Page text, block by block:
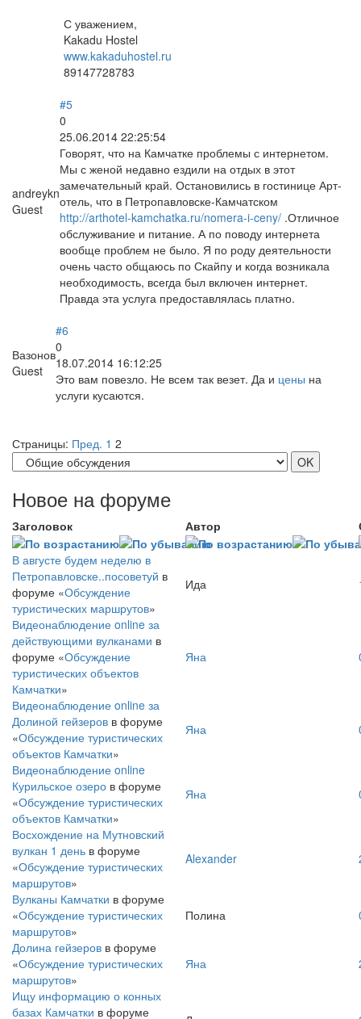
С уважением,
Kakadu Hostel
www.kakaduhostel.ru
89147728783
andreykn
Guest
#5
0
25.06.2014 22:25:54
Говорят, что на Камчатке проблемы с интернетом.
Мы с женой недавно ездили на отдых в этот
замечательный край. Остановились в гостинице Арт-
отель, что в Петропавловске-Камчатском
http://arthotel-kamchatka.ru/nomera-i-ceny/ .Отличное
обслуживание и питание. А по поводу интернета
вообще проблем не было. Я по роду деятельности
очень часто общаюсь по Скайпу и когда возникала
необходимость, всегда был включен интернет.
Правда эта услуга предоставлялась платно.
Вазонов
Guest
#6
0
18.07.2014 16:12:25
Это вам повезло. Не всем так везет. Да и цены на
услуги кусаются.
Страницы: Пред. 1 2
Новое на форуме
Заголовок Автор
В августе будем неделю в
Петропавловске..посоветуй в
форуме «Обсуждение
туристических маршрутов»
Ида
Видеонаблюдение online за
действующими вулканами в
форуме «Обсуждение
туристических объектов
Камчатки»
Яна
Видеонаблюдение online за
Долиной гейзеров в форуме
«Обсуждение туристических
объектов Камчатки»
Яна
Видеонаблюдение online
Курильское озеро в форуме
«Обсуждение туристических
объектов Камчатки»
Яна
Восхождение на Мутновский
вулкан 1 день в форуме
«Обсуждение туристических
маршрутов»
Alexander
Вулканы Камчатки в форуме
«Обсуждение туристических
маршрутов»
Полина
Долина гейзеров в форуме
«Обсуждение туристических
маршрутов»
Яна
Ищу информацию о конных
базах Камчатки в форуме